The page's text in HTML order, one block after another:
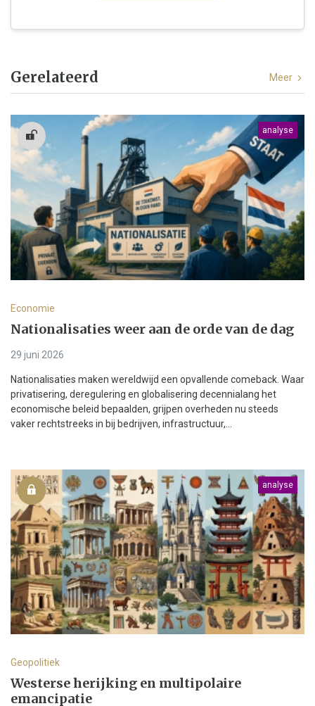
Gerelateerd Meer
analyse
Economie
Nationalisaties weer aan de orde van de dag
29 juni 2026
Nationalisaties maken wereldwijd een opvallende comeback. Waar
privatisering, deregulering en globalisering decennialang het
economische beleid bepaalden, grijpen overheden nu steeds
vaker rechtstreeks in bij bedrijven, infrastructuur,...
analyse
Geopolitiek
Westerse herijking en multipolaire
emancipatie